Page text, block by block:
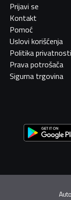
Prijavi se
Kontakt
Pomoć
Uslovi korišćenja
Politika privatnosti
Prava potrošača
Sigurna trgovina